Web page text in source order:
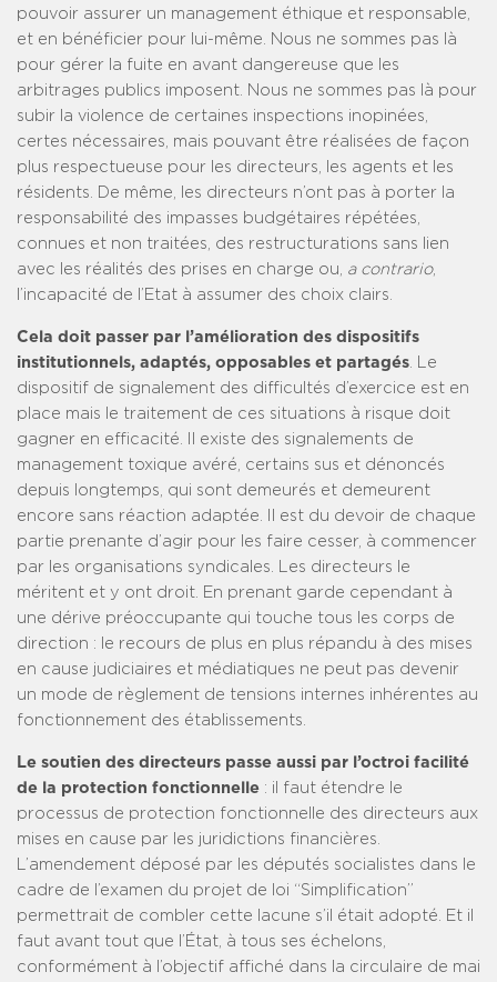
pouvoir assurer un management éthique et responsable,
et en bénéficier pour lui-même. Nous ne sommes pas là
pour gérer la fuite en avant dangereuse que les
arbitrages publics imposent. Nous ne sommes pas là pour
subir la violence de certaines inspections inopinées,
certes nécessaires, mais pouvant être réalisées de façon
plus respectueuse pour les directeurs, les agents et les
résidents. De même, les directeurs n’ont pas à porter la
responsabilité des impasses budgétaires répétées,
connues et non traitées, des restructurations sans lien
avec les réalités des prises en charge ou, a contrario,
l’incapacité de l’Etat à assumer des choix clairs.
Cela doit passer par l’amélioration des dispositifs
institutionnels, adaptés, opposables et partagés . Le
dispositif de signalement des difficultés d’exercice est en
place mais le traitement de ces situations à risque doit
gagner en efficacité. Il existe des signalements de
management toxique avéré, certains sus et dénoncés
depuis longtemps, qui sont demeurés et demeurent
encore sans réaction adaptée. Il est du devoir de chaque
partie prenante d’agir pour les faire cesser, à commencer
par les organisations syndicales. Les directeurs le
méritent et y ont droit. En prenant garde cependant à
une dérive préoccupante qui touche tous les corps de
direction : le recours de plus en plus répandu à des mises
en cause judiciaires et médiatiques ne peut pas devenir
un mode de règlement de tensions internes inhérentes au
fonctionnement des établissements.
Le soutien des directeurs passe aussi par l’octroi facilité
de la protection fonctionnelle : il faut étendre le
processus de protection fonctionnelle des directeurs aux
mises en cause par les juridictions financières.
L’amendement déposé par les députés socialistes dans le
cadre de l’examen du projet de loi “Simplification”
permettrait de combler cette lacune s’il était adopté. Et il
faut avant tout que l’État, à tous ses échelons,
conformément à l’objectif affiché dans la circulaire de mai